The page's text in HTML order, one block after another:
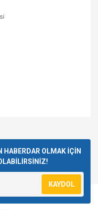
HABERDAR OLMAK İÇİN
KAYDOL